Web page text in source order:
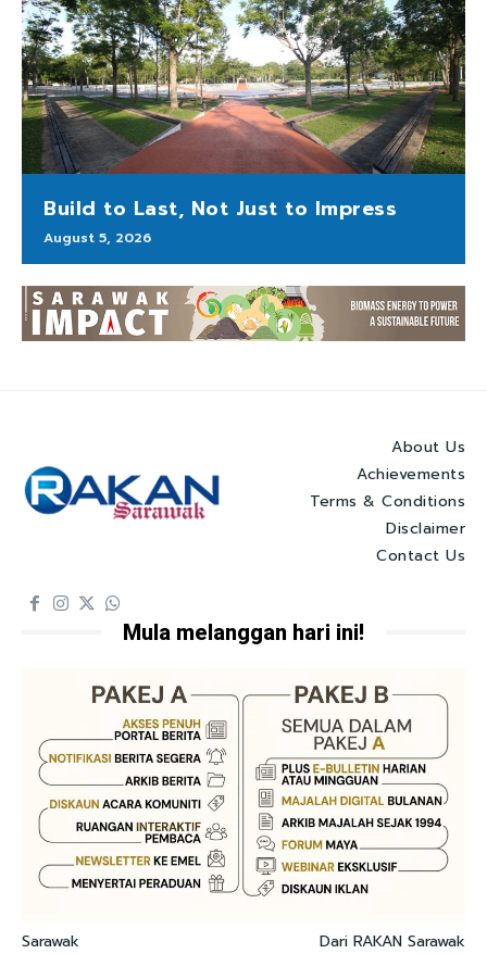
Build to Last, Not Just to Impress
August 5, 2026
About Us
Achievements
Terms & Conditions
Disclaimer
Contact Us
Mula melanggan hari ini!
Sarawak Dari RAKAN Sarawak